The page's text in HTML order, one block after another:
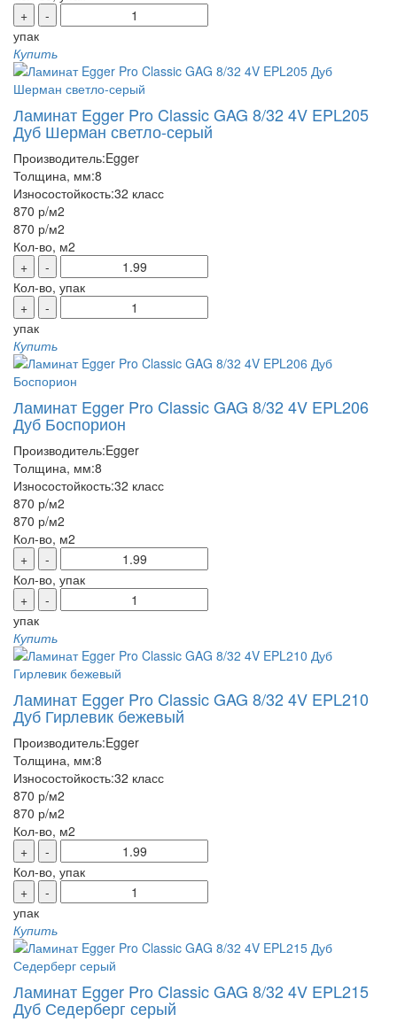
+
-
упак
Купить
Ламинат Egger Pro Classic GAG 8/32 4V EPL205
Дуб Шерман светло-серый
Производитель:Egger
Толщина, мм:8
Износостойкость:32 класс
870 р/м2
870 р/м2
Кол-во, м2
+
-
Кол-во, упак
+
-
упак
Купить
Ламинат Egger Pro Classic GAG 8/32 4V EPL206
Дуб Боспорион
Производитель:Egger
Толщина, мм:8
Износостойкость:32 класс
870 р/м2
870 р/м2
Кол-во, м2
+
-
Кол-во, упак
+
-
упак
Купить
Ламинат Egger Pro Classic GAG 8/32 4V EPL210
Дуб Гирлевик бежевый
Производитель:Egger
Толщина, мм:8
Износостойкость:32 класс
870 р/м2
870 р/м2
Кол-во, м2
+
-
Кол-во, упак
+
-
упак
Купить
Ламинат Egger Pro Classic GAG 8/32 4V EPL215
Дуб Седерберг серый